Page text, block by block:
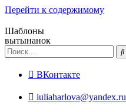
Перейти к содержимому
Шаблоны
вытынанок
ВКонтакте
iuliaharlova@yandex.ru